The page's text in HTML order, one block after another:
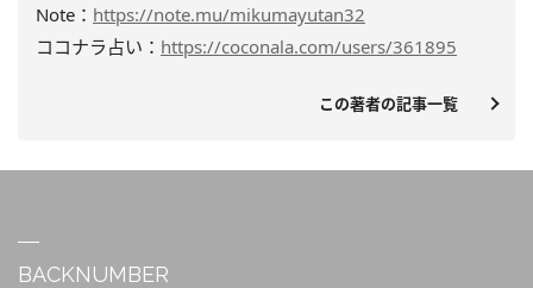
Note： https://note.mu/mikumayutan32
ココナラ占い： https://coconala.com/users/361895
この著者の記事一覧
BACKNUMBER